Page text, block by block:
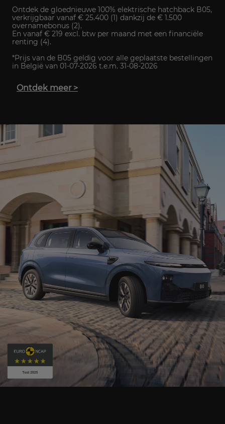
Ontdek de gloednieuwe 100% elektrische hatchback B05,
verkrijgbaar vanaf € 25.400 (1) dankzij de € 1.500
overnamebonus (2).
En vanaf € 219 excl. btw per maand met een financiële
renting (4).
*Prijs van de B05 geldig voor alle geplaatste bestellingen
in België van 01-07-2026 t.e.m. 31-08-2026
Ontdek meer>